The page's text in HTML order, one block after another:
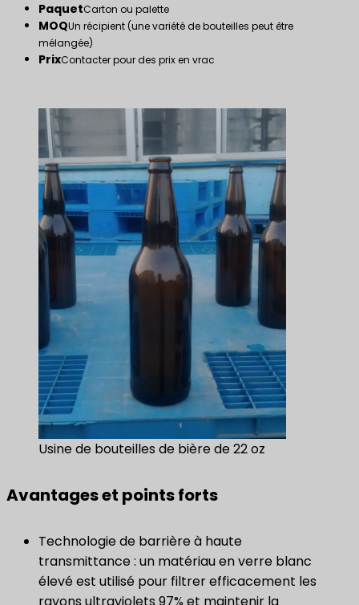
PaquetCarton ou palette
MOQUn récipient (une variété de bouteilles peut être
mélangée)
PrixContacter pour des prix en vrac
Usine de bouteilles de bière de 22 oz
Avantages et points forts
Technologie de barrière à haute
transmittance : un matériau en verre blanc
élevé est utilisé pour filtrer efficacement les
rayons ultraviolets 97% et maintenir la